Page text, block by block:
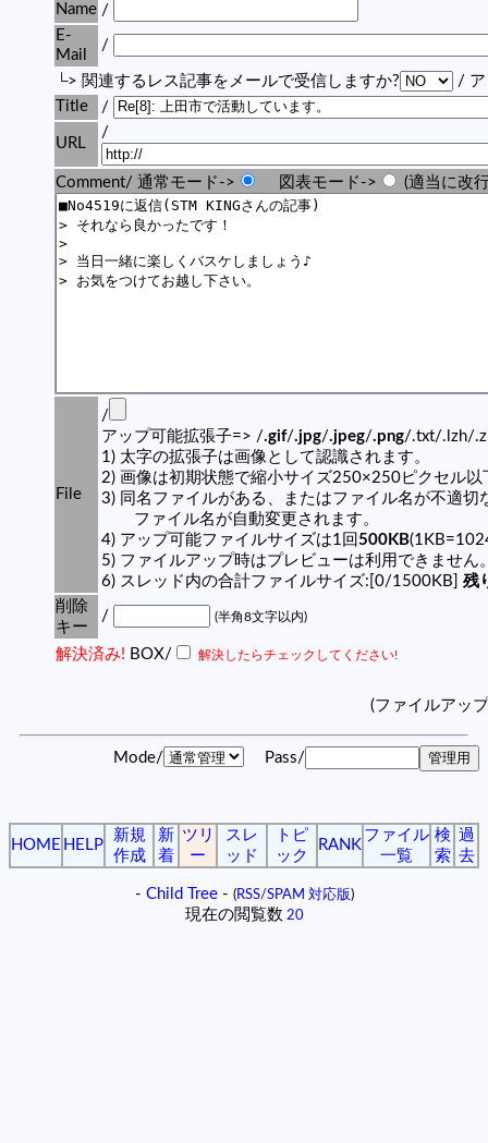
Name /
E-
Mail
/
└> 関連するレス記事をメールで受信しますか?
/ ア
Title
/
URL
/
Comment/ 通常モード-> 図表モード-> (適当に改
File
/
アップ可能拡張子=> /.gif/.jpg/.jpeg/.png/.txt/.lzh/
1) 太字の拡張子は画像として認識されます。
2) 画像は初期状態で縮小サイズ250×250ピクセル以
3) 同名ファイルがある、またはファイル名が不適切
ファイル名が自動変更されます。
4) アップ可能ファイルサイズは1回 500KB
5) ファイルアップ時はプレビューは利用できません
6) スレッド内の合計ファイルサイズ:[0/1500KB] 残
削除
キー
/ (半角8文字以内)
解決済み! BOX/ 解決したらチェックしてください!
(ファイルアッ
Mode/ Pass/
HOME HELP
新規
作成
新
着
ツリ
ー
スレ
ッド
トピ
ック
RANK
ファイル
一覧
検
索
過
去
- Child Tree- (RSS/SPAM 対応版)
現在の閲覧数 20